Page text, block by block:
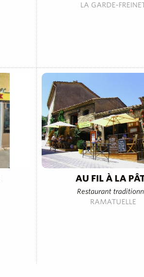
LA GARDE-
AU FIL À LA
Restaurant
RAMATUELLE